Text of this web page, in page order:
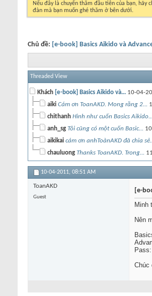
Nếu đây là chuyến thăm đầu tiên của bạn, hãy
đàn mà bạn muốn ghé thăm ở bên dưới.
Chủ đề: [e-book] Basics Aikido và
Threaded View
Khách [e-book] Basics Aikido và... 10-04-
aiki Cám ơn ToanAKD. Mong rằng 2...
chithanh Hình như cuốn Basics Aikido...
anh_sg Tôi cũng có một cuốn Basic...
aikikai cám ơn anhToànAKD đã chia
chauluong Thanks ToanAKD. Trong...
10-04-2011, 08:51 AM
ToanAKD
Guest
[e-
Minh
Nên
Chúc